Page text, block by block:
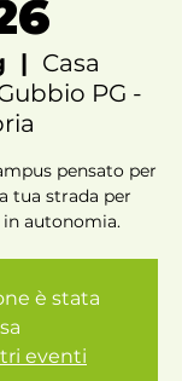
  |
Casa
PG -
pensato per
tua strada per
autonomia.
è stata
eventi